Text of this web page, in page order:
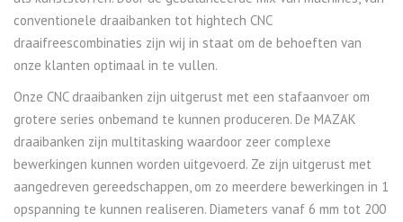
conventionele draaibanken tot hightech CNC
draaifreescombinaties zijn wij in staat om de behoeften van
onze klanten optimaal in te vullen.
Onze CNC draaibanken zijn uitgerust met een stafaanvoer om
grotere series onbemand te kunnen produceren. De MAZAK
draaibanken zijn multitasking waardoor zeer complexe
bewerkingen kunnen worden uitgevoerd. Ze zijn uitgerust met
aangedreven gereedschappen, om zo meerdere bewerkingen in 1
opspanning te kunnen realiseren. Diameters vanaf 6 mm tot 200